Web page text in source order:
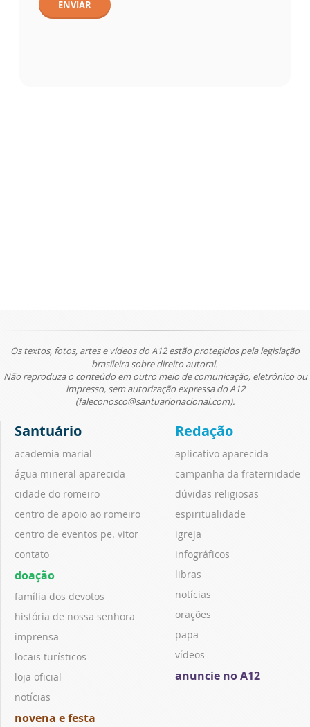
ENVIAR
Os textos, fotos, artes e vídeos do A12 estão protegidos pela legislação
brasileira sobre direito autoral.
Não reproduza o conteúdo em outro meio de comunicação, eletrônico ou
impresso, sem autorização expressa do A12
(faleconosco@santuarionacional.com).
Santuário
academia marial
água mineral aparecida
cidade do romeiro
centro de apoio ao romeiro
centro de eventos pe. vitor
contato
doação
família dos devotos
história de nossa senhora
imprensa
locais turísticos
loja oficial
notícias
novena e festa
Redação
aplicativo aparecida
campanha da fraternidade
dúvidas religiosas
espiritualidade
igreja
infográficos
libras
notícias
orações
papa
vídeos
anuncie no A12